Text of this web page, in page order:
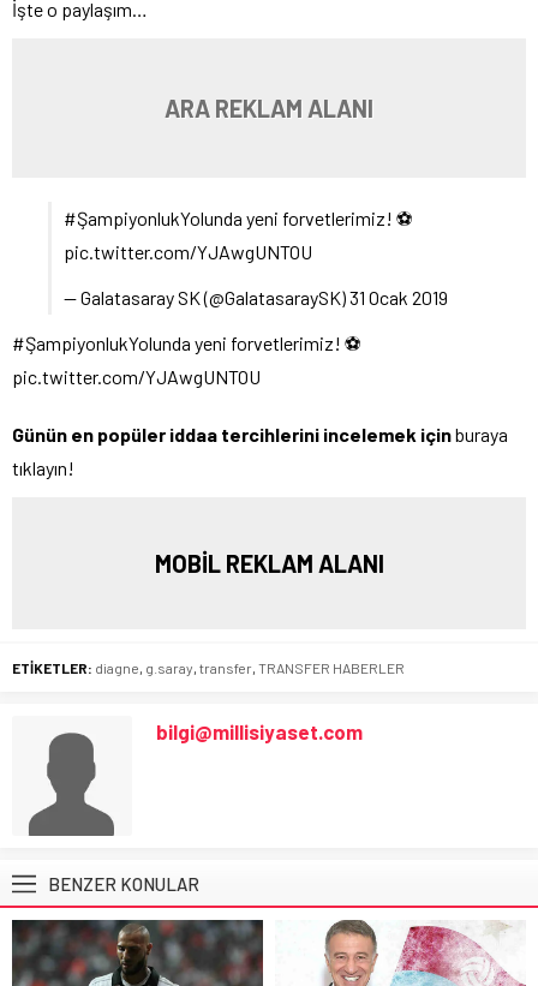
İşte o paylaşım…
ARA REKLAM ALANI
#ŞampiyonlukYolunda yeni forvetlerimiz! ⚽
pic.twitter.com/YJAwgUNTOU
— Galatasaray SK (@GalatasaraySK) 31 Ocak 2019
#ŞampiyonlukYolunda yeni forvetlerimiz! ⚽
pic.twitter.com/YJAwgUNTOU
Günün en popüler iddaa tercihlerini incelemek içinburaya
tıklayın!
MOBİL REKLAM ALANI
ETİKETLER: diagne g.saray transfer TRANSFER HABERLER
bilgi@millisiyaset.com
BENZER KONULAR